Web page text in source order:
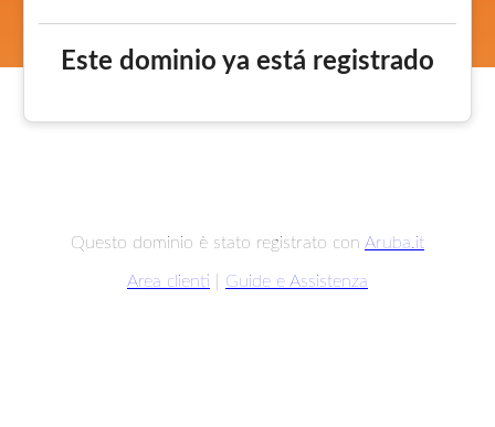
Este dominio ya está registrado
Questo dominio è stato registrato con Aruba.it
Area clienti Guide e Assistenza